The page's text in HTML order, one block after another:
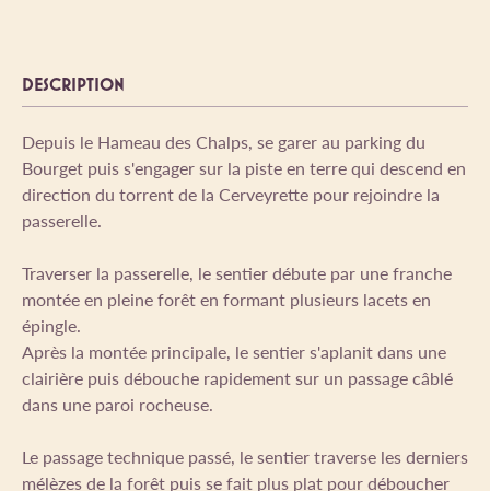
DESCRIPTION
Depuis le Hameau des Chalps, se garer au parking du
Bourget puis s'engager sur la piste en terre qui descend en
direction du torrent de la Cerveyrette pour rejoindre la
passerelle.
Traverser la passerelle, le sentier débute par une franche
montée en pleine forêt en formant plusieurs lacets en
épingle.
Après la montée principale, le sentier s'aplanit dans une
clairière puis débouche rapidement sur un passage câblé
dans une paroi rocheuse.
Le passage technique passé, le sentier traverse les derniers
mélèzes de la forêt puis se fait plus plat pour déboucher